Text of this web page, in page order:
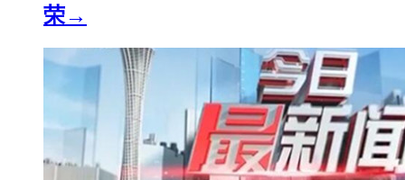
荣→